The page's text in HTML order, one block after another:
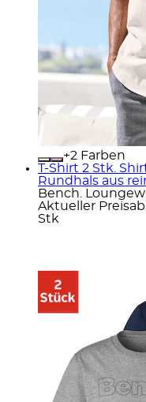
+
Farben
T-Shirt 2 Stk.
Rundhals aus
Bench.
Aktueller Preisab
Stk